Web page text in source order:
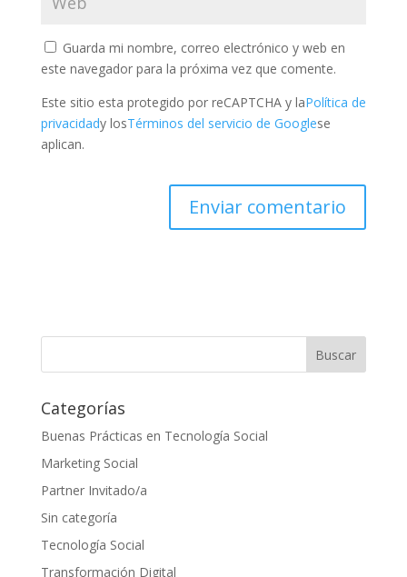
Guarda mi nombre, correo electrónico y web en
este navegador para la próxima vez que comente.
Este sitio esta protegido por reCAPTCHA y laPolítica de
privacidady losTérminos del servicio de Googlese
aplican.
Categorías
Buenas Prácticas en Tecnología Social
Marketing Social
Partner Invitado/a
Sin categoría
Tecnología Social
Transformación Digital